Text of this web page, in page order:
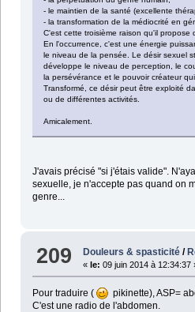
- le maintien de la santé (excellente
- la transformation de la médiocrité en
C'est cette troisième raison qu'il propose
En l'occurrence, c'est une énergie
le niveau de la pensée. Le désir sexuel
développe le niveau de perception, le
la persévérance et le pouvoir créateur
Transformé, ce désir peut être exploité
ou de différentes activités.
Amicalement.
J'avais précisé "si j'étais valide".
sexuelle, je n'accepte pas quand on
genre...
209 Douleurs & spasticité /
«le: 09 juin 2014 à 12:34:37
Pour traduire (
pikinette), ASP=
C'est une radio de l'abdomen.